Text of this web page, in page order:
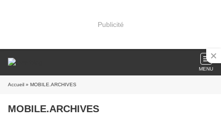
Publicité
MENU
Accueil » MOBILE.ARCHIVES
MOBILE.ARCHIVES